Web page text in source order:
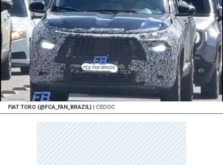
FIAT TORO (@FCA_FAN_BRAZIL) | CEDOC